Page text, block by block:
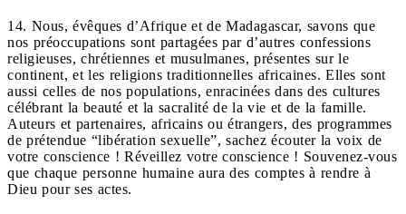
14. Nous, évêques d’Afrique et de Madagascar, savons que
nos préoccupations sont partagées par d’autres confessions
religieuses, chrétiennes et musulmanes, présentes sur le
continent, et les religions traditionnelles africaines. Elles sont
aussi celles de nos populations, enracinées dans des cultures
célébrant la beauté et la sacralité de la vie et de la famille.
Auteurs et partenaires, africains ou étrangers, des programmes
de prétendue “libération sexuelle”, sachez écouter la voix de
votre conscience ! Réveillez votre conscience ! Souvenez-vous
que chaque personne humaine aura des comptes à rendre à
Dieu pour ses actes.